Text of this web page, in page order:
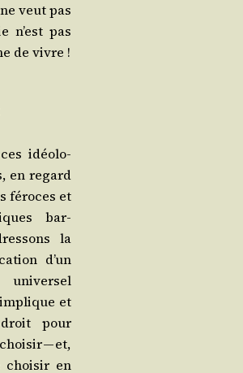
veut pas
n’est pas
de vivre !
idéo­lo­
en regard
féroces et
bar­
la
d’un
uni­ver­sel
et
pour
— et,
choi­sir en